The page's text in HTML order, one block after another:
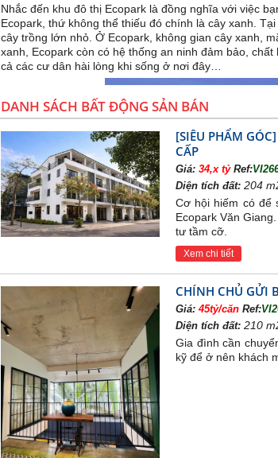
Nhắc đến khu đô thị Ecopark là đồng nghĩa với việc
Ecopark, thứ không thể thiếu đó chính là cây xanh.
cây trồng lớn nhỏ. Ở Ecopark, không gian cây xanh,
xanh, Ecopark còn có hệ thống an ninh đảm bảo,
cả các cư dân hài lòng khi sống ở nơi đây…
DANH SÁCH BẤT ĐỘNG SẢN BÁN
[SIÊU PHẨM
CẤP
Giá: 34,x tỷRef:
Diện tích đất:204
Cơ hội hiếm có để
Ecopark Văn
tư tầm cỡ.
Xem chi tiết
CHÍNH CHỦ GỬI
Giá: 45tỷ/cănRef:
Diện tích đất:210
Gia đình cần
kỹ để ở nên khách